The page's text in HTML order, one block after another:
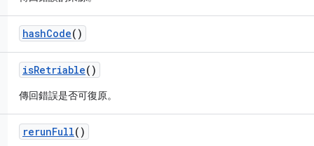
hashCode()
isRetriable()
傳回錯誤是否可復原。
rerunFull()